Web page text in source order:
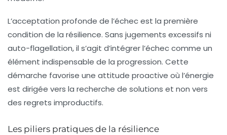
L’acceptation profonde de l’échec est la première
condition de la résilience. Sans jugements excessifs ni
auto-flagellation, il s’agit d’intégrer l’échec comme un
élément indispensable de la progression. Cette
démarche favorise une attitude proactive où l’énergie
est dirigée vers la recherche de solutions et non vers
des regrets improductifs.
Les piliers pratiques de la résilience